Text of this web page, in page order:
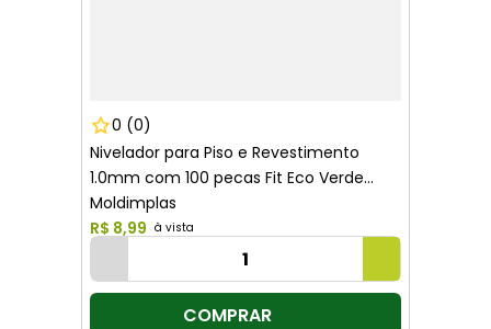
0 (0)
Nivelador para Piso e Revestimento
1.0mm com 100 pecas Fit Eco Verde
Moldimplas
R$ 8,99
COMPRAR